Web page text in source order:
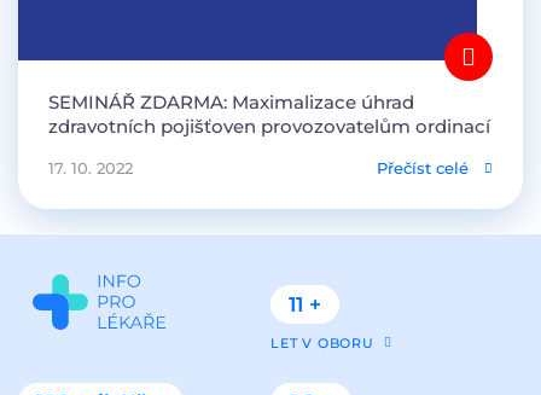
SEMINÁŘ ZDARMA: Maximalizace úhrad
zdravotních pojišťoven provozovatelům ordinací
17. 10. 2022 Přečíst celé
11 +
LET V OBORU